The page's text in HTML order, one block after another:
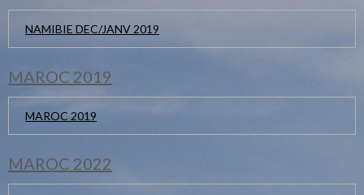
NAMIBIE DEC/JANV 2019
MAROC 2019
MAROC 2019
MAROC 2022